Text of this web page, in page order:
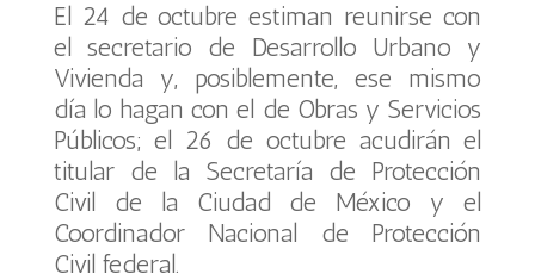
El 24 de octubre estiman reunirse con
el secretario de Desarrollo Urbano y
Vivienda y, posiblemente, ese mismo
día lo hagan con el de Obras y Servicios
Públicos; el 26 de octubre acudirán el
titular de la Secretaría de Protección
Civil de la Ciudad de México y el
Coordinador Nacional de Protección
Civil federal.